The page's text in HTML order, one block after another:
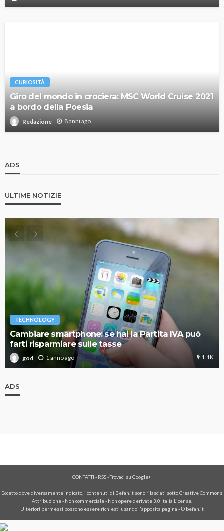
CURIOSITÀ
Giro del mondo in crociera: MSC World Cruise 2021
a bordo della Poesia
Redazione 8 anni ago
ADS
ULTIME NOTIZIE
TECHNOLOGY
Cambiare smartphone: se hai la Partita IVA può
farti risparmiare sulle tasse
god 1 anno ago 1.1K
ADS
CONTATTI - RSS-Trovaci su Google+
Eccetto dove diversamente indicato, i contenuti di Befan.it sono rilasciati sotto Creative Commons
Attribuzione - Non commerciale - Non opere derivate 3.0 Italia License.
Ulteriori permessi possono essere richiesti usando l'apposita pagina - © befan.it